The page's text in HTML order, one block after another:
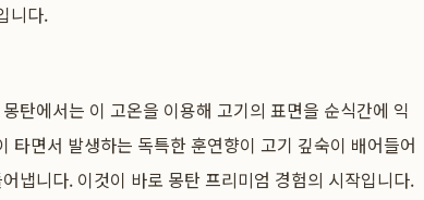
니다.
탄에서는 이 고온을 이용해 고기의 표면을 순식간에 익
면서 발생하는 독특한 훈연향이 고기 깊숙이 배어들어
냅니다. 이것이 바로 몽탄 프리미엄 경험의 시작입니다.